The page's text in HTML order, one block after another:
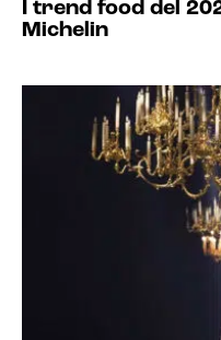
I trend food del
Michelin